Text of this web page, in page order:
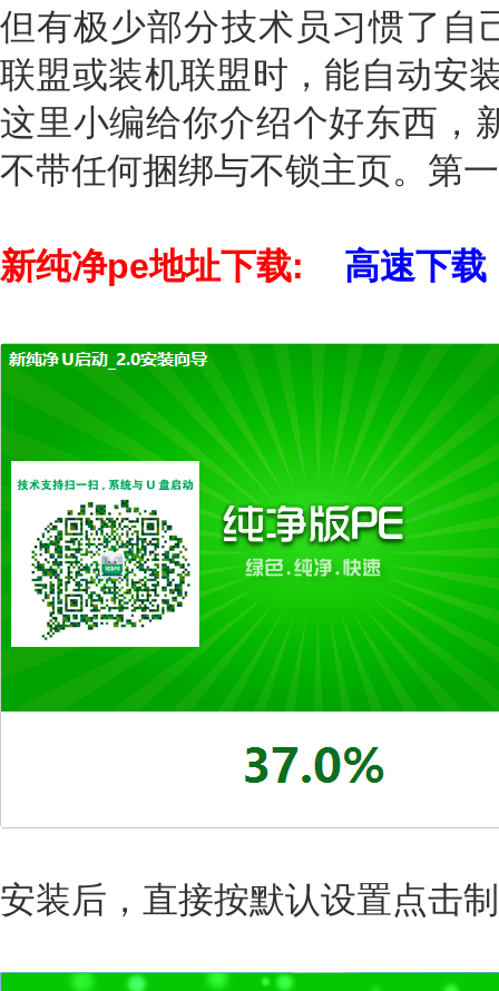
但有极少部分技术员习惯了自
联盟或装机联盟时，能自动安
这里小编给你介绍个好东西，
不带任何捆绑与不锁主页。第
新纯净pe地址下载: 高速下载
安装后，直接按默认设置点击